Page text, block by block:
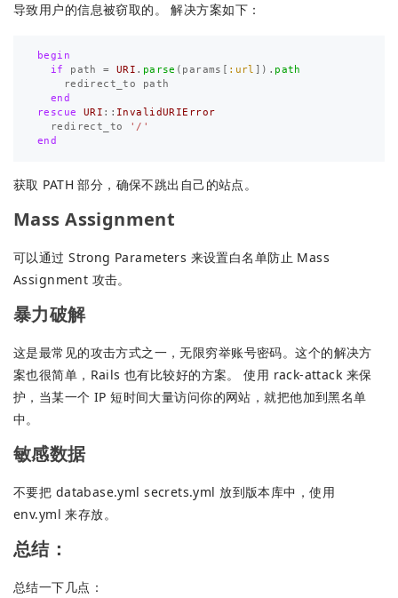
导致用户的信息被窃取的。 解决方案如下：
begin
if
path = URI . parse ( params [ :url ]). path
redirect_to
path
end
rescue
URI :: InvalidURIError
redirect_to
'/'
end
获取 PATH 部分，确保不跳出自己的站点。
Mass Assignment
可以通过 Strong Parameters 来设置白名单防止 Mass
Assignment 攻击。
暴力破解
这是最常见的攻击方式之一，无限穷举账号密码。这个的解决方
案也很简单，Rails 也有比较好的方案。 使用 rack-attack 来保
护，当某一个 IP 短时间大量访问你的网站，就把他加到黑名单
中。
敏感数据
不要把 database.yml secrets.yml 放到版本库中，使用
env.yml 来存放。
总结：
总结一下几点：